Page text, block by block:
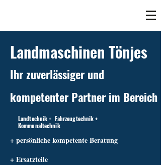
Landmaschinen Tönjes
Ihr zuverlässiger und
kompetenter Partner im Bereich
Landtechnik + Fahrzeugtechnik +
Kommunaltechnik
+ persönliche kompetente Beratung
+ Ersatzteile